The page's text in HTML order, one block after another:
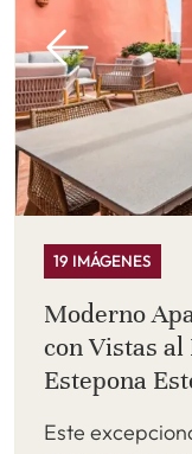
19 IMÁGENES
Moderno
con Vistas
Estepona
Este